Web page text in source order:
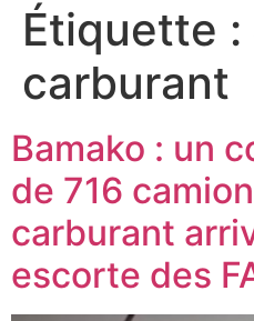
Étiquette :
carburant
Bamako : un
de 716
carburant
escorte des